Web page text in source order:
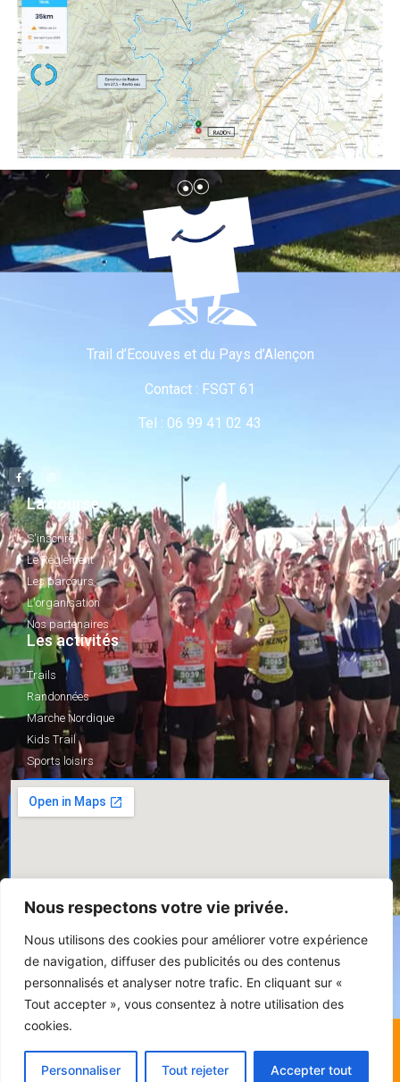
Nous respectons votre vie privée.
Nous utilisons des cookies pour améliorer votre expérience
de navigation, diffuser des publicités ou des contenus
personnalisés et analyser notre trafic. En cliquant sur «
Tout accepter », vous consentez à notre utilisation des
cookies.
Personnaliser Tout rejeter Accepter tout
Trail d’Ecouves et du Pays d’Alençon
Contact : FSGT 61
Tel : 06 99 41 02 43
La course
S'inscrire
Le Réglement
Les parcours
L'organisation
Nos partenaires
Les activités
Trails
Randonnées
Marche Nordique
Kids Trail
Sports loisirs
© Tous droits réservés - FSGT 61
Fait avec
par l'organisation